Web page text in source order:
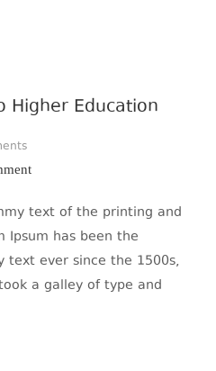
Higher Education
text of the printing and
Ipsum has been the
text ever since the 1500s,
a galley of type and